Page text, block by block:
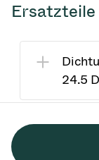
Ersatzteile
24.5